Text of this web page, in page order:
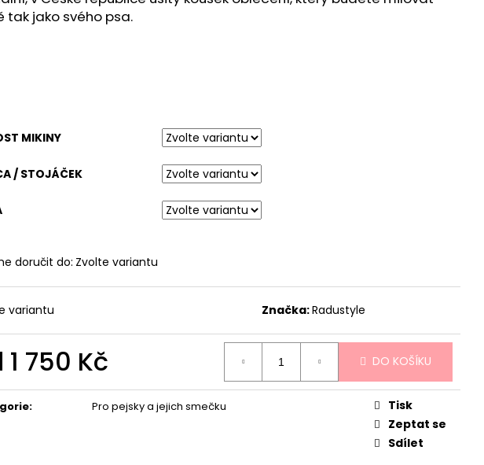
tak jako svého psa.
MIKINY
/ STOJÁČEK
doručit do: Zvolte variantu
variantu Značka:Radustyle
1 750 Kč DO KOŠÍKU
: Pro pejsky a jejich smečku
Tisk
Zeptat se
Sdílet
3 500 Kč